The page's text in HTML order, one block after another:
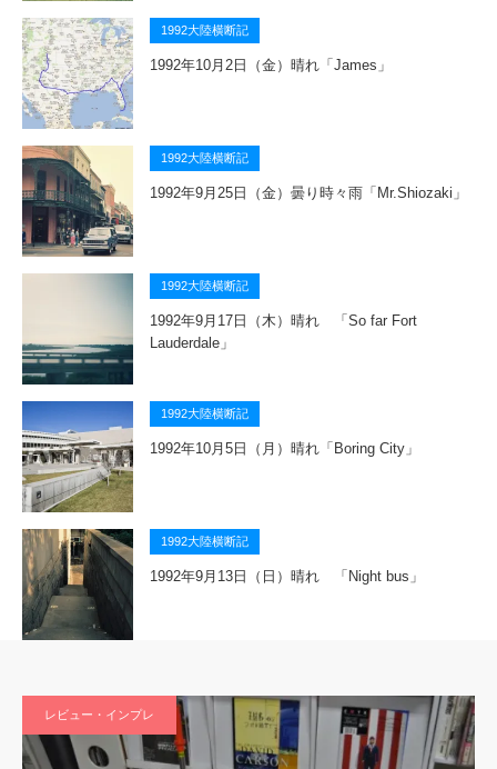
1992大陸横断記
1992年10月2日（金）晴れ「James」
1992大陸横断記
1992年9月25日（金）曇り時々雨「Mr.Shiozaki」
1992大陸横断記
1992年9月17日（木）晴れ 「So far Fort
Lauderdale」
1992大陸横断記
1992年10月5日（月）晴れ「Boring City」
1992大陸横断記
1992年9月13日（日）晴れ 「Night bus」
レビュー・インプレ